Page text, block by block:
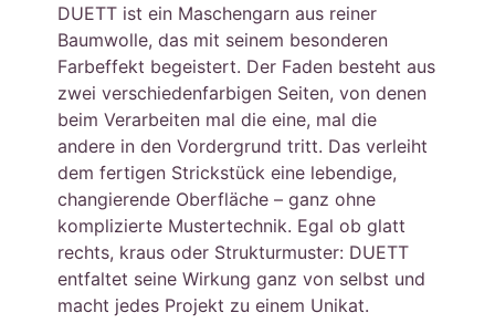
DUETT ist ein Maschengarn aus reiner
Baumwolle, das mit seinem besonderen
Farbeffekt begeistert. Der Faden besteht aus
zwei verschiedenfarbigen Seiten, von denen
beim Verarbeiten mal die eine, mal die
andere in den Vordergrund tritt. Das verleiht
dem fertigen Strickstück eine lebendige,
changierende Oberfläche – ganz ohne
komplizierte Mustertechnik. Egal ob glatt
rechts, kraus oder Strukturmuster: DUETT
entfaltet seine Wirkung ganz von selbst und
macht jedes Projekt zu einem Unikat.